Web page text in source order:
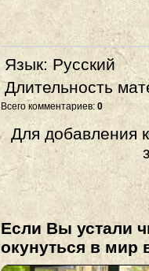
Язык: Русский
Длительность
Всего комментариев: 0
Для добавления
Если Вы устали
окунуться в мир